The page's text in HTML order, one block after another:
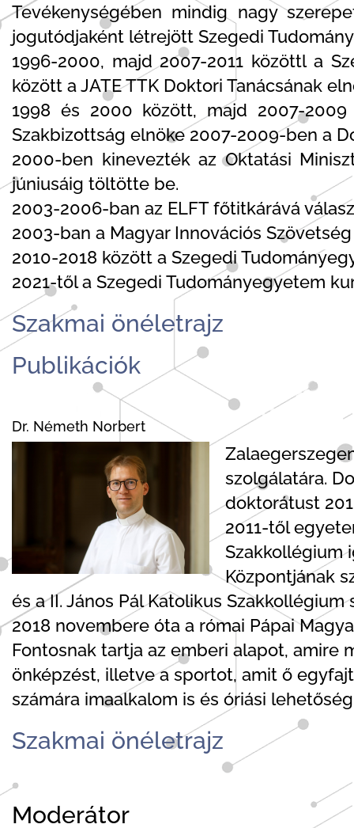
Tevékenységében mindig nagy
jogutódjaként létrejött Szegedi
1996-2000, majd 2007-2011 közöttl a
között a JATE TTK Doktori Tanácsának
1998 és 2000 között, majd 2007-
Szakbizottság elnöke 2007-2009-ben a
2000-ben kinevezték az Oktatási
júniusáig töltötte be.
2003-2006-ban az ELFT főtitkárává
2003-ban a Magyar Innovációs
2010-2018 között a Szegedi
2021-től a Szegedi Tudományegyetem
Szakmai önéletrajz
Publikációk
Dr. Németh Norbert
szolgálatára.
doktorátust
2011-től
Szakkollégium
Központjának
és a II. János Pál Katolikus Szakkollégium
2018 novembere óta a római Pápai
Fontosnak tartja az emberi alapot, amire
önképzést, illetve a sportot, amit ő
számára imaalkalom is és óriási
Szakmai önéletrajz
Moderátor